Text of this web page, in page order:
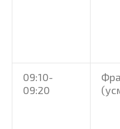
09:10-
09:20